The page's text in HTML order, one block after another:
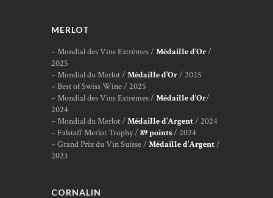
MERLOT
– Mondial des Vins Extrêmes / Médaille d’Or/
2025
– Mondial du Merlot / Médaille d’Or/ 2025
– Best of Swiss Wine / 2025
– Mondial des Vins Extrêmes / Médaille d’Or/
2024
– Mondial du Merlot / Médaille d’Argent/ 2024
– Falstaff Merlot Trophy / 89 points/ 2024
– Grand Prix du Vin Suisse / Médaille d’Argent/
2023
CORNALIN